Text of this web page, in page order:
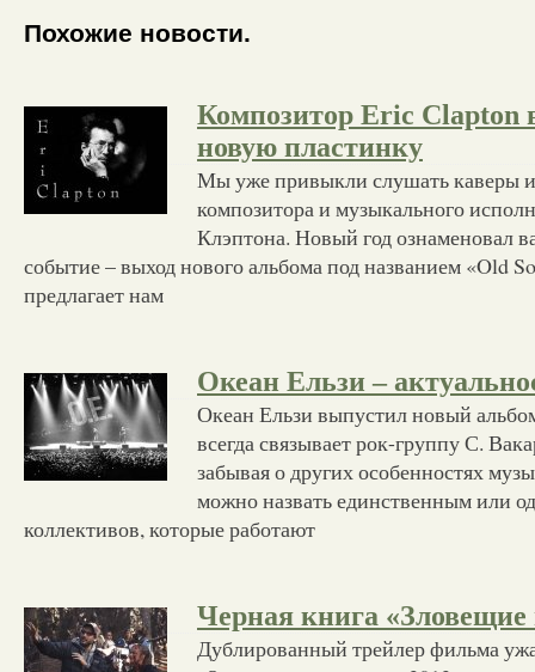
Похожие новости.
Композитор Eric Clapton
новую пластинку
Мы уже привыкли слушать каверы
композитора и музыкального
Клэптона. Новый год ознаменовал
событие – выход нового альбома под названием «Old
предлагает нам
Океан Ельзи –
Океан Ельзи выпустил новый
всегда связывает рок-группу С.
забывая о других особенностях
можно назвать единственным или
коллективов, которые работают
Черная книга
Дублированный трейлер фильма